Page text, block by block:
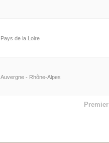
Pays de la Loire
Auvergne - Rhône-Alpes
Premier